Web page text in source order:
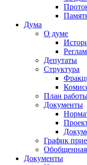
Дума
О думе
Депутаты
Структура
План
Документы
График
Документы